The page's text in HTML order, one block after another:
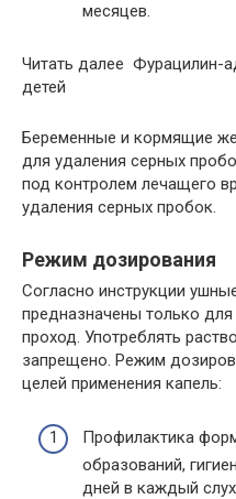
месяцев.
Читать далее Фурацилин-
детей
Беременные и кормящие
для удаления серных
под контролем лечащего
удаления серных пробок.
Режим дозирования
Согласно инструкции
предназначены только
проход. Употреблять
запрещено. Режим
целей применения капель:
Профилактика
образований,
дней в каждый